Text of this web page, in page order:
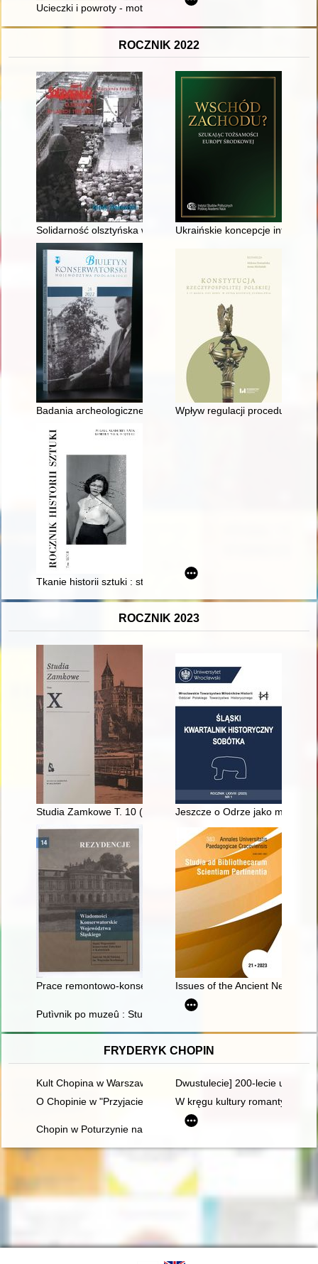
Ucieczki i powroty - motywy (po)obozowe w twórczości Zofii
ROCZNIK 2022
Solidarność olsztyńska w latach 1980-1989 : wspomnienia
Ukraińskie koncepcje integracji
Badania archeologiczne dworu Radziwiłłów w Zabłudowie
Wpływ regulacji procedury
Tkanie historii sztuki : strategie prezentowania syntez dziejów
ROCZNIK 2023
Studia Zamkowe T. 10 (2023) Jeszcze o Odrze jako moście,
Prace remontowo-konserwatorskie w kościele pw. św. Jacka w
Issues of the Ancient Near
Putìvnik po muzeû : Stutthof : Muzeum Stutthof w Sztutowie.
FRYDERYK CHOPIN
Kult Chopina w Warszawie pod zaborem rosyjskim
Dwustulecie] 200-lecie urodzin
O Chopinie w "Przyjacielu Ludu" (1836)W kręgu kultury romantycznej.
Chopin w Poturzynie na Ziemi Zamojskiej